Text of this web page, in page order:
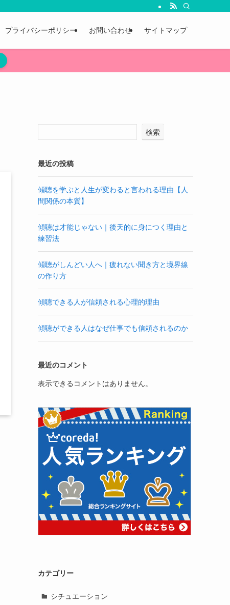
プライバシーポリシー お問い合わせ サイトマップ
検索
最近の投稿
傾聴を学ぶと人生が変わると言われる理由【人
間関係の本質】
傾聴は才能じゃない｜後天的に身につく理由と
練習法
傾聴がしんどい人へ｜疲れない聞き方と境界線
の作り方
傾聴できる人が信頼される心理的理由
傾聴ができる人はなぜ仕事でも信頼されるのか
最近のコメント
表示できるコメントはありません。
カテゴリー
シチュエーション